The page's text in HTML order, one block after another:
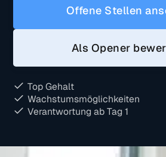
Offene Stellen
Als Opener
Top Gehalt
Wachstumsmöglichkeiten
Verantwortung ab Tag 1